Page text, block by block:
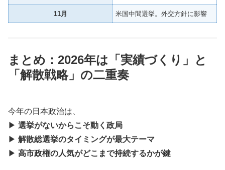
11月 米国中間選挙。外交方針に影響
まとめ：2026年は「実績づくり」と
「解散戦略」の二重奏
今年の日本政治は、
▶ 選挙がないからこそ動く政局
▶ 解散総選挙のタイミングが最大テーマ
▶ 高市政権の人気がどこまで持続するかが鍵